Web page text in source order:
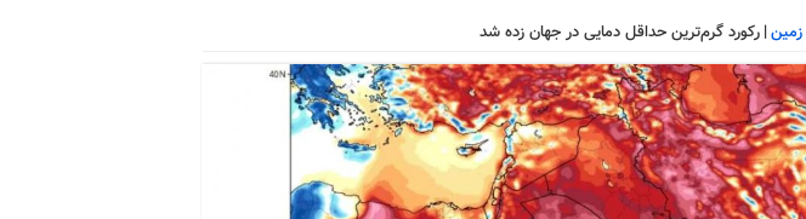
زمین| رکورد گرم‌ترین حداقل دمایی در جهان زده شد